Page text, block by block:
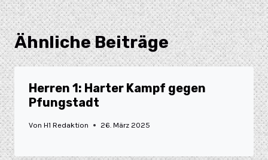
Ähnliche Beiträge
Herren 1: Harter Kampf gegen
Pfungstadt
Von H1 Redaktion 26. März 2025